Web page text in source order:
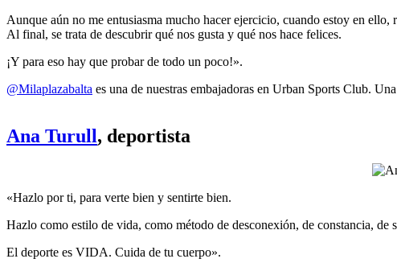
Aunque aún no me entusiasma mucho hacer ejercicio, cuando estoy en
Al final, se trata de descubrir qué nos gusta y qué nos hace felices.
¡Y para eso hay que probar de todo un poco!».
@Milaplazabalta es una de nuestras embajadoras en Urban Sports Club.
Ana Turull, deportista
«Hazlo por ti, para verte bien y sentirte bien.
Hazlo como estilo de vida, como método de desconexión, de constancia, de
El deporte es VIDA. Cuida de tu cuerpo».